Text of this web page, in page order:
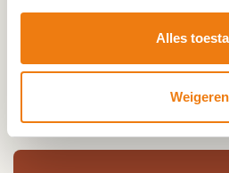
Alles
Weigeren
niet voor het P+R
de Parallelweg. De
met een slagboom zijn:
Ursulinen, De Munt,